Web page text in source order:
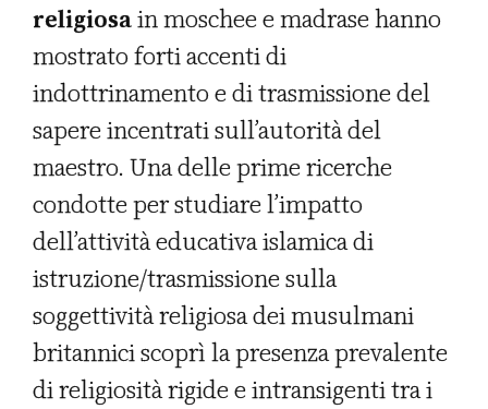
religiosain moschee e madrase hanno
mostrato forti accenti di
indottrinamento e di trasmissione del
sapere incentrati sull’autorità del
maestro. Una delle prime ricerche
condotte per studiare l’impatto
dell’attività educativa islamica di
istruzione/trasmissione sulla
soggettività religiosa dei musulmani
britannici scoprì la presenza prevalente
di religiosità rigide e intransigenti tra i